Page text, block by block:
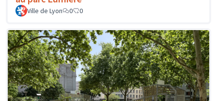
Ville de Lyon 0 0